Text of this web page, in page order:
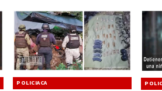
POLICIACA